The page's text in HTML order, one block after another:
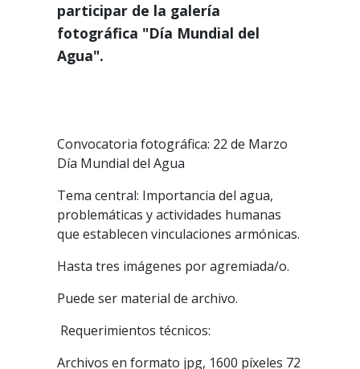
participar de la galería
fotográfica "Día Mundial del
Agua".
Convocatoria fotográfica: 22 de Marzo
Día Mundial del Agua
Tema central: Importancia del agua,
problemáticas y actividades humanas
que establecen vinculaciones armónicas.
Hasta tres imágenes por agremiada/o.
Puede ser material de archivo.
Requerimientos técnicos:
Archivos en formato jpg, 1600 píxeles 72